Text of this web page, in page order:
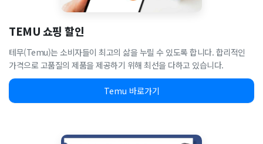
TEMU 쇼핑 할인
테무(Temu)는 소비자들이 최고의 삶을 누릴 수 있도록 합니다. 합리적인
가격으로 고품질의 제품을 제공하기 위해 최선을 다하고 있습니다.
Temu 바로가기